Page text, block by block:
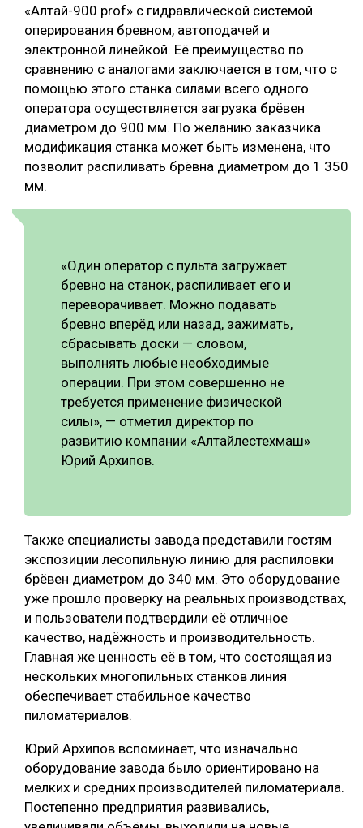
«Алтай-900 prof» с гидравлической системой
оперирования бревном, автоподачей и
электронной линейкой. Её преимущество по
сравнению с аналогами заключается в том, что с
помощью этого станка силами всего одного
оператора осуществляется загрузка брёвен
диаметром до 900 мм. По желанию заказчика
модификация станка может быть изменена, что
позволит распиливать брёвна диаметром до 1 350
мм.
«Один оператор с пульта загружает
бревно на станок, распиливает его и
переворачивает. Можно подавать
бревно вперёд или назад, зажимать,
сбрасывать доски — словом,
выполнять любые необходимые
операции. При этом совершенно не
требуется применение физической
силы», — отметил директор по
развитию компании «Алтайлестехмаш»
Юрий Архипов.
Также специалисты завода представили гостям
экспозиции лесопильную линию для распиловки
брёвен диаметром до 340 мм. Это оборудование
уже прошло проверку на реальных производствах,
и пользователи подтвердили её отличное
качество, надёжность и производительность.
Главная же ценность её в том, что состоящая из
нескольких многопильных станков линия
обеспечивает стабильное качество
пиломатериалов.
Юрий Архипов вспоминает, что изначально
оборудование завода было ориентировано на
мелких и средних производителей пиломатериала.
Постепенно предприятия развивались,